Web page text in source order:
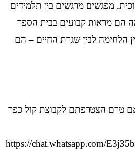
מפגשים מרגשים בין תלמידים
הם מראות קבועים בבית הספר
הלחימה לבין שגרת החיים – הם
טרם הצטרפתם לקבוצת קול כפר
https://chat.whatsapp.com/